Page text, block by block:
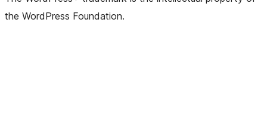
the WordPress Foundation.